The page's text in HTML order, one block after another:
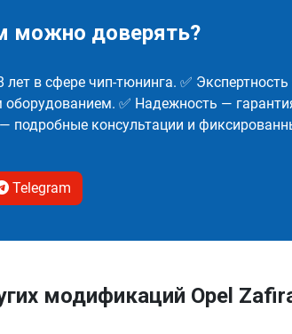
можно доверять?
лет в сфере чип-тюнинга. ✅
оборудованием. ✅ Надежность —
подробные консультации и
Telegram
модификаций Opel